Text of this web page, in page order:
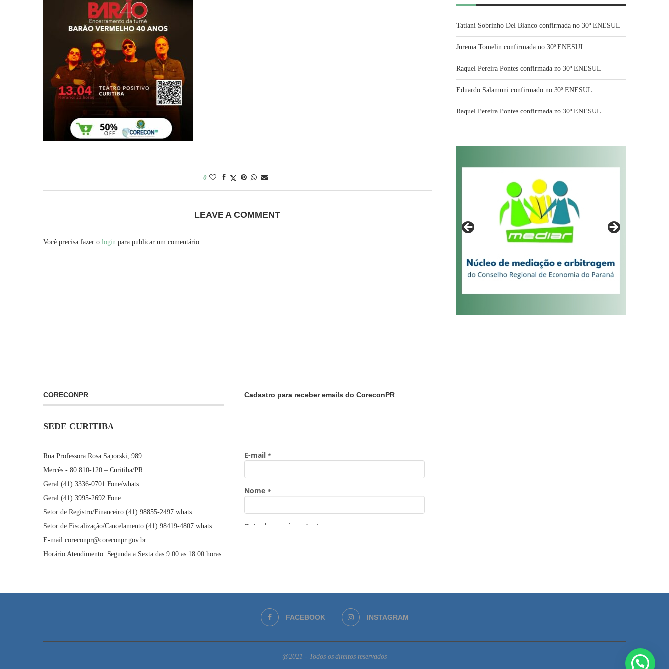
0
LEAVE A COMMENT
Você precisa fazer o login para publicar um comentário.
Tatiani Sobrinho Del Bianco confirmada no 30º ENESUL
Jurema Tomelin confirmada no 30º ENESUL
Raquel Pereira Pontes confirmada no 30º ENESUL
Eduardo Salamuni confirmado no 30º ENESUL
Raquel Pereira Pontes confirmada no 30º ENESUL
CORECONPR
SEDE CURITIBA
Rua Professora Rosa Saporski, 989
Mercês - 80.810-120 – Curitiba/PR
Geral (41) 3336-0701 Fone/whats
Geral (41) 3995-2692 Fone
Setor de Registro/Financeiro (41) 98855-2497 whats
Setor de Fiscalização/Cancelamento (41) 98419-4807 whats
E-mail:coreconpr@coreconpr.gov.br
Horário Atendimento: Segunda a Sexta das 9:00 as 18:00 horas
Cadastro para receber emails do CoreconPR
FACEBOOK INSTAGRAM
@2021 - Todos os direitos reservados